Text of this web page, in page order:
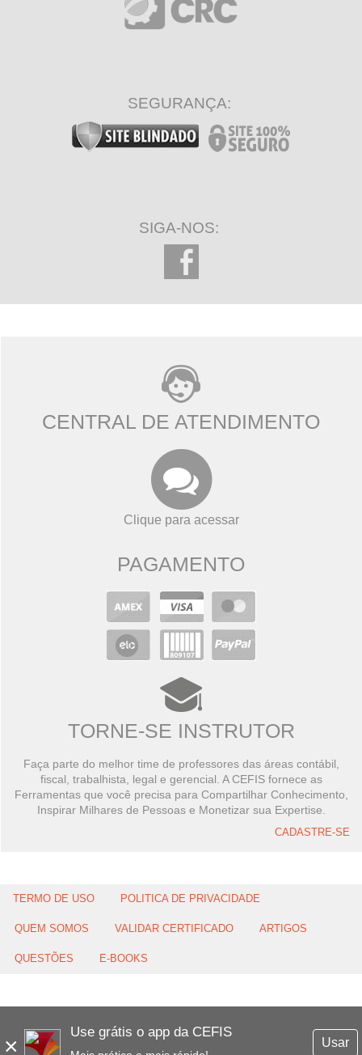
×
Use grátis o app da CEFIS
Usar
SEGURANÇA:
SIGA-NOS:
CENTRAL DE ATENDIMENTO
Clique para acessar
PAGAMENTO
TORNE-SE INSTRUTOR
Faça parte do melhor time de professores das áreas contábil,
fiscal, trabalhista, legal e gerencial. A CEFIS fornece as
Ferramentas que você precisa para Compartilhar Conhecimento,
Inspirar Milhares de Pessoas e Monetizar sua Expertise.
CADASTRE-SE
TERMO DE USO POLITICA DE PRIVACIDADE
QUEM SOMOS VALIDAR CERTIFICADO ARTIGOS
QUESTÕES E-BOOKS